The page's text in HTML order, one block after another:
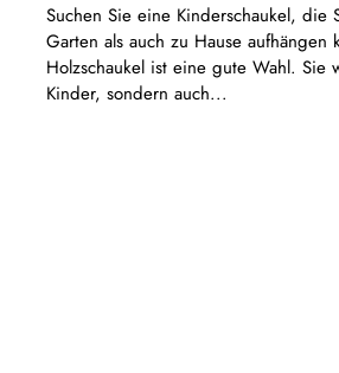
Suchen Sie eine Kinderschaukel, die
Garten als auch zu Hause aufhängen
Holzschaukel ist eine gute Wahl. Sie
Kinder, sondern auch...